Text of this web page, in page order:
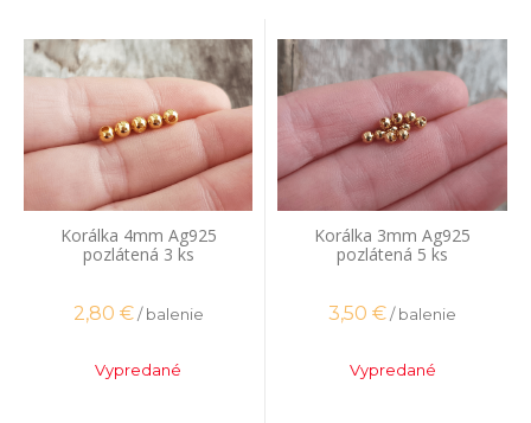
Korálka 4mm Ag925
pozlátená 3 ks
2,80 € / balenie
Vypredané
Korálka 3mm Ag925
pozlátená 5 ks
3,50 €/ balenie
Vypredané